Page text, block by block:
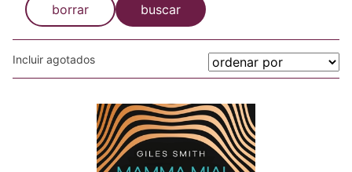
borrar buscar
Incluir agotados